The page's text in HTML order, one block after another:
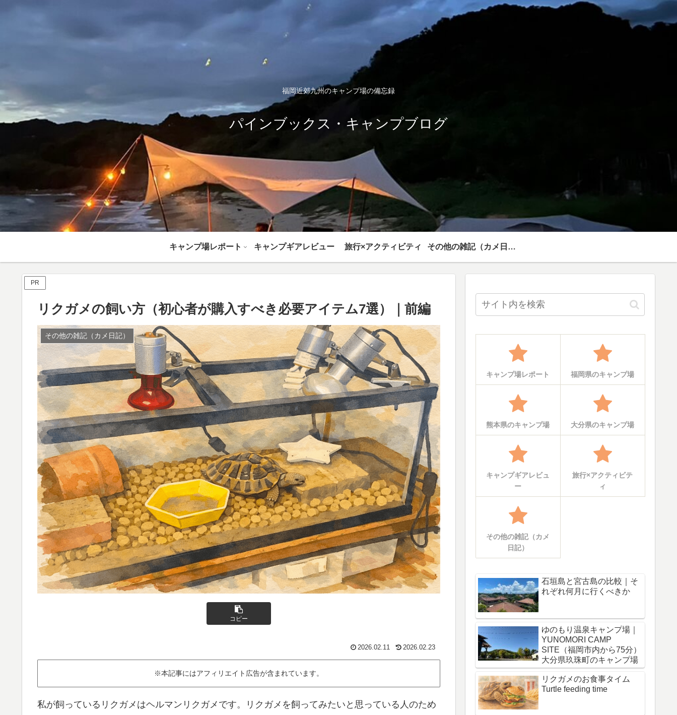
福岡近郊九州のキャンプ場の備忘録
パインブックス・キャンプブログ
キャンプ場レポート キャンプギアレビュー 旅行×アクティビティ その他の雑記（カメ日記）
PR
リクガメの飼い方（初心者が購入すべき必要アイテム7選）｜前編
その他の雑記（カメ日記）
コピー
2026.02.11 2026.02.23
※本記事にはアフィリエイト広告が含まれています。
私が飼っているリクガメはヘルマンリクガメです。リクガメを飼ってみたいと思っている人のため
キャンプ場レポート 福岡県のキャンプ場
熊本県のキャンプ場 大分県のキャンプ場
キャンプギアレビュ
ー
旅行×アクティビテ
ィ
その他の雑記（カメ
日記）
石垣島と宮古島の比較｜そ
れぞれ何月に行くべきか
ゆのもり温泉キャンプ場｜
YUNOMORI CAMP
SITE（福岡市内から75分）
大分県玖珠町のキャンプ場
リクガメのお食事タイム
Turtle feeding time